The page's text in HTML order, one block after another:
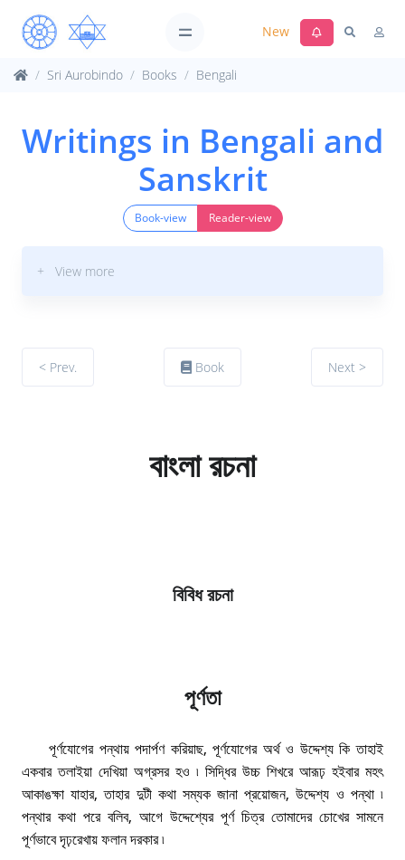
New
Sri Aurobindo Books Bengali
Writings in Bengali and
Sanskrit
Book-view Reader-view
+ View more
< Prev. Book Next >
বাংলা রচনা
বিবিধ রচনা
পূর্ণতা
পূর্ণযােগের পন্থায় পদার্পণ করিয়াছ, পূর্ণযােগের অর্থ ও উদ্দেশ্য কি তাহাই
একবার তলাইয়া দেখিয়া অগ্রসর হও ৷ সিদ্ধির উচ্চ শিখরে আরূঢ় হইবার মহৎ
আকাঙক্ষা যাহার, তাহার দুটী কথা সম্যক জানা প্রয়ােজন, উদ্দেশ্য ও পন্থা ৷
পন্থার কথা পরে বলিব, আগে উদ্দেশ্যের পূর্ণ চিত্র তােমাদের চোখের সামনে
পূর্ণভাবে দৃঢ়রেখায় ফলান দরকার ৷